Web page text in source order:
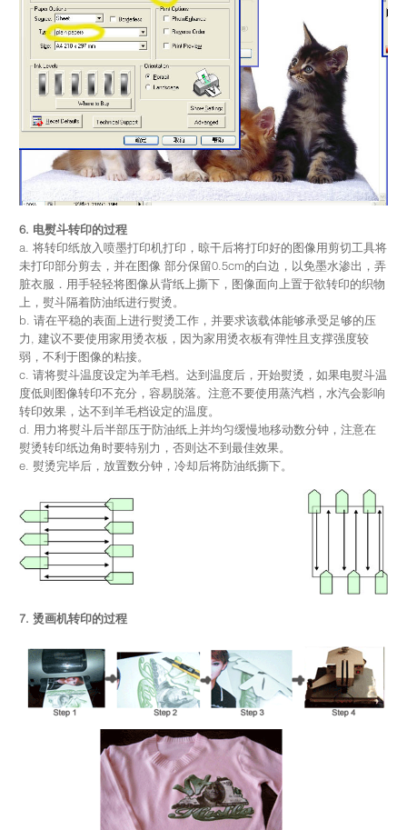
6. 电熨斗转印的过程
a. 将转印纸放入喷墨打印机打印，晾干后将打印好的图像用剪切工具将
未打印部分剪去，并在图像 部分保留0.5cm的白边，以免墨水渗出，弄
脏衣服．用手轻轻将图像从背纸上撕下，图像面向上置于欲转印的织物
上，熨斗隔着防油纸进行熨烫。
b. 请在平稳的表面上进行熨烫工作，并要求该载体能够承受足够的压
力, 建议不要使用家用烫衣板，因为家用烫衣板有弹性且支撑强度较
弱，不利于图像的粘接。
c. 请将熨斗温度设定为羊毛档。达到温度后，开始熨烫，如果电熨斗温
度低则图像转印不充分，容易脱落。注意不要使用蒸汽档，水汽会影响
转印效果，达不到羊毛档设定的温度。
d. 用力将熨斗后半部压于防油纸上并均匀缓慢地移动数分钟，注意在
熨烫转印纸边角时要特别力，否则达不到最佳效果。
e. 熨烫完毕后，放置数分钟，冷却后将防油纸撕下。
7. 烫画机转印的过程